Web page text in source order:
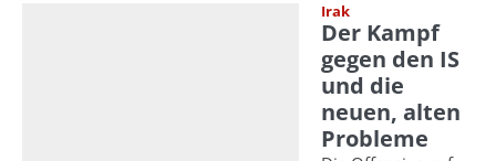
Irak
Der Kampf
gegen den IS
und die
neuen, alten
Probleme